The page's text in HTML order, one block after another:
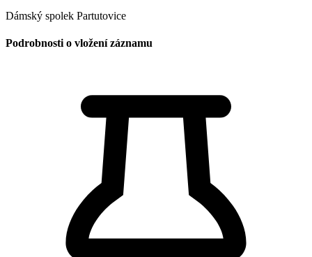
Dámský spolek Partutovice
Podrobnosti o vložení záznamu